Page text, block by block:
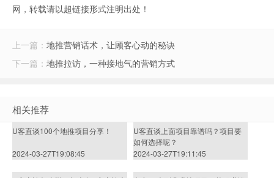
网，转载请以超链接形式注明出处！
上一篇： 地推营销话术，让顾客心动的秘诀
下一篇： 地推拉访，一种接地气的营销方式
相关推荐
U客直谈100个地推项目分享！
2024-03-27T19:08:45
U客直谈上面项目靠谱吗？项目要
如何选择呢？
2024-03-27T19:11:45